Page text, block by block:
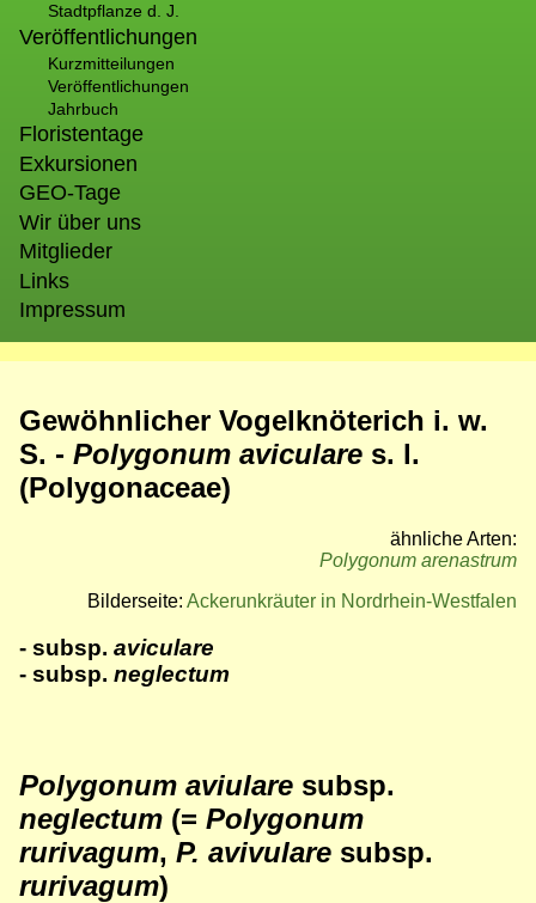
Stadtpflanze d. J.
Veröffentlichungen
Kurzmitteilungen
Veröffentlichungen
Jahrbuch
Floristentage
Exkursionen
GEO-Tage
Wir über uns
Mitglieder
Links
Impressum
Gewöhnlicher Vogelknöterich i. w.
S. - Polygonum aviculare s. l.
(Polygonaceae)
ähnliche Arten:
Polygonum arenastrum
Bilderseite: Ackerunkräuter in Nordrhein-Westfalen
- subsp. aviculare
- subsp. neglectum
Polygonum aviulare subsp.
neglectum (= Polygonum
rurivagum, P. avivulare subsp.
rurivagum)